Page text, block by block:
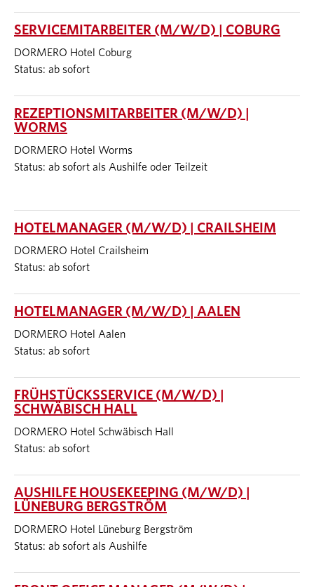
SERVICEMITARBEITER (M/W/D) | COBURG
DORMERO Hotel Coburg
Status: ab sofort
REZEPTIONSMITARBEITER (M/W/D) |
WORMS
DORMERO Hotel Worms
Status: ab sofort als Aushilfe oder Teilzeit
HOTELMANAGER (M/W/D) | CRAILSHEIM
DORMERO Hotel Crailsheim
Status: ab sofort
HOTELMANAGER (M/W/D) | AALEN
DORMERO Hotel Aalen
Status: ab sofort
FRÜHSTÜCKSSERVICE (M/W/D) |
SCHWÄBISCH HALL
DORMERO Hotel Schwäbisch Hall
Status: ab sofort
AUSHILFE HOUSEKEEPING (M/W/D) |
LÜNEBURG BERGSTRÖM
DORMERO Hotel Lüneburg Bergström
Status: ab sofort als Aushilfe